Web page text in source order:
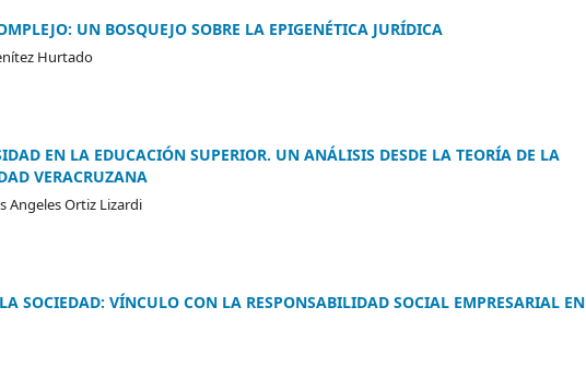
UN BOSQUEJO SOBRE LA EPIGENÉTICA JURÍDICA
Hurtado
EN LA EDUCACIÓN SUPERIOR. UN ANÁLISIS DESDE LA TEORÍA DE LA
VERACRUZANA
Angeles Ortiz Lizardi
SOCIEDAD: VÍNCULO CON LA RESPONSABILIDAD SOCIAL EMPRESARIAL EN